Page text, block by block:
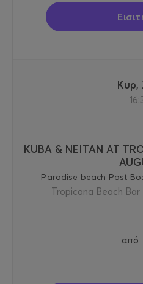
KUBA & NEITAN AT
Paradise beach Post
Tropicana Beach
από